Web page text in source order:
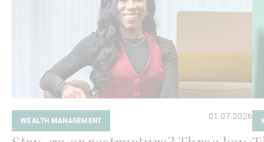
WEALTH MANAGEMENT 01.07.2026